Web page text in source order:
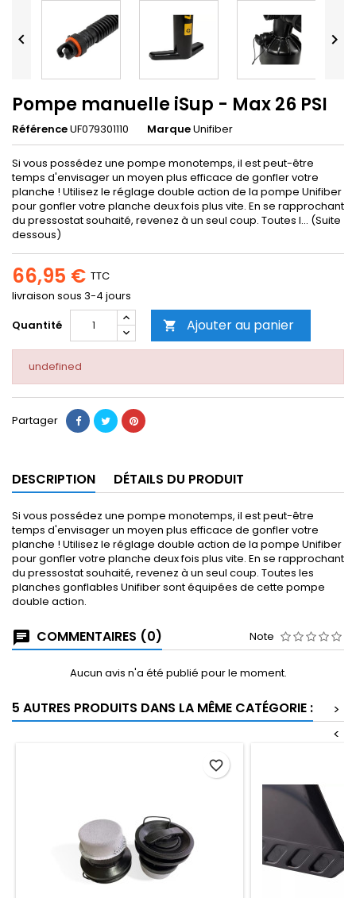
 
Pompe manuelle iSup - Max 26 PSI
RéférenceUF079301110 MarqueUnifiber
Si vous possédez une pompe monotemps, il est peut-être
temps d'envisager un moyen plus efficace de gonfler votre
planche ! Utilisez le réglage double action de la pompe Unifiber
pour gonfler votre planche deux fois plus vite. En se rapprochant
du pressostat souhaité, revenez à un seul coup. Toutes l... (Suite
dessous)
66,95 € TTC
livraison sous 3-4 jours
Quantité
 Ajouter au panier
undefined
Partager
DESCRIPTION DÉTAILS DU PRODUIT
Si vous possédez une pompe monotemps, il est peut-être
temps d'envisager un moyen plus efficace de gonfler votre
planche ! Utilisez le réglage double action de la pompe Unifiber
pour gonfler votre planche deux fois plus vite. En se rapprochant
du pressostat souhaité, revenez à un seul coup. Toutes les
planches gonflables Unifiber sont équipées de cette pompe
double action.
COMMENTAIRES (0) Note
Aucun avis n'a été publié pour le moment.
5 AUTRES PRODUITS DANS LA MÊME CATÉGORIE :
>
<
favorite_border